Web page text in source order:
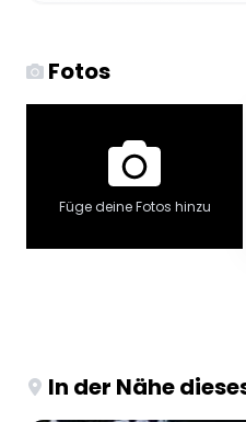
Fotos
Füge deine Fotos hinzu
In der Nähe